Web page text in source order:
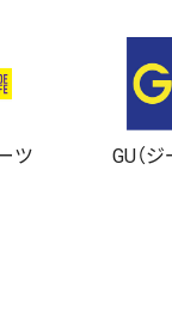
ツ GU（